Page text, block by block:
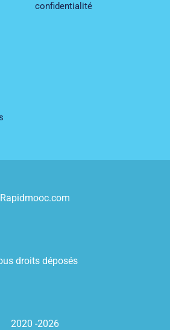
confidentialité
Rapidmooc.com
droits déposés
2020 -2026